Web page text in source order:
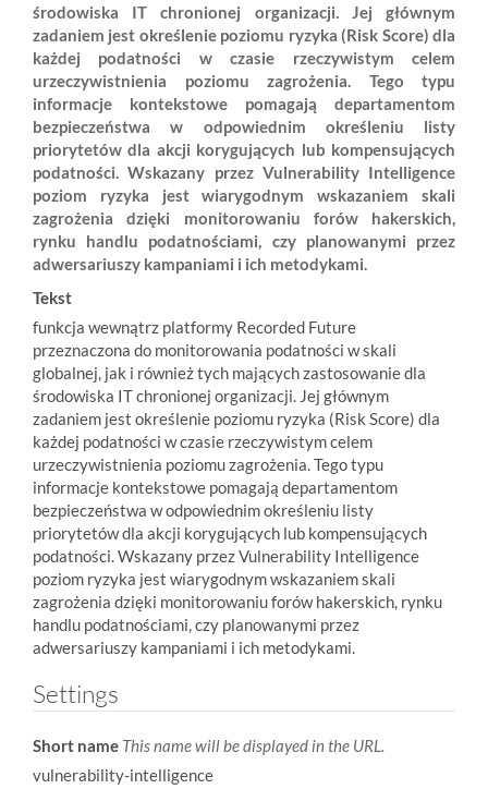
środowiska IT chronionej organizacji. Jej głównym
zadaniem jest określenie poziomu ryzyka (Risk Score) dla
każdej podatności w czasie rzeczywistym celem
urzeczywistnienia poziomu zagrożenia. Tego typu
informacje kontekstowe pomagają departamentom
bezpieczeństwa w odpowiednim określeniu listy
priorytetów dla akcji korygujących lub kompensujących
podatności. Wskazany przez Vulnerability Intelligence
poziom ryzyka jest wiarygodnym wskazaniem skali
zagrożenia dzięki monitorowaniu forów hakerskich,
rynku handlu podatnościami, czy planowanymi przez
adwersariuszy kampaniami i ich metodykami.
Tekst
funkcja wewnątrz platformy Recorded Future
przeznaczona do monitorowania podatności w skali
globalnej, jak i również tych mających zastosowanie dla
środowiska IT chronionej organizacji. Jej głównym
zadaniem jest określenie poziomu ryzyka (Risk Score) dla
każdej podatności w czasie rzeczywistym celem
urzeczywistnienia poziomu zagrożenia. Tego typu
informacje kontekstowe pomagają departamentom
bezpieczeństwa w odpowiednim określeniu listy
priorytetów dla akcji korygujących lub kompensujących
podatności. Wskazany przez Vulnerability Intelligence
poziom ryzyka jest wiarygodnym wskazaniem skali
zagrożenia dzięki monitorowaniu forów hakerskich, rynku
handlu podatnościami, czy planowanymi przez
adwersariuszy kampaniami i ich metodykami.
Settings
Short name This name will be displayed in the URL.
vulnerability-intelligence